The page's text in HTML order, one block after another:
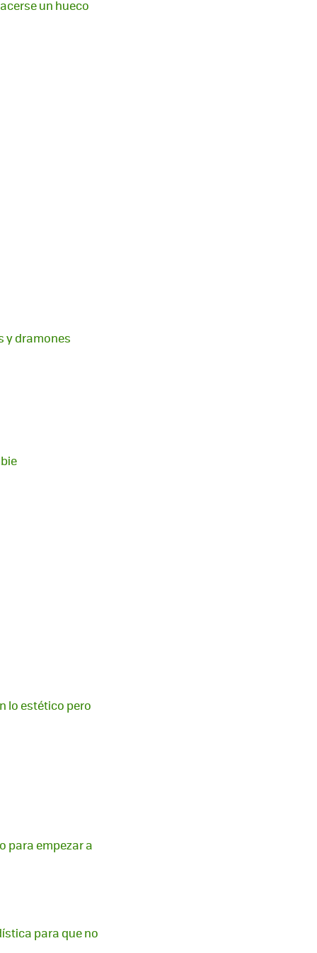
un hueco
y dramones
lo estético pero
para empezar a
para que no